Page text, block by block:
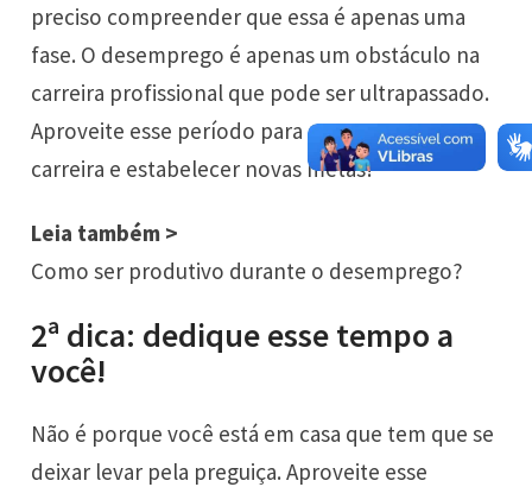
preciso compreender que essa é apenas uma
fase. O desemprego é apenas um obstáculo na
carreira profissional que pode ser ultrapassado.
Aproveite esse período para repensar sua
carreira e estabelecer novas metas!
Leia também >
Como ser produtivo durante o desemprego?
2ª dica: dedique esse tempo a
você!
Não é porque você está em casa que tem que se
deixar levar pela preguiça. Aproveite esse